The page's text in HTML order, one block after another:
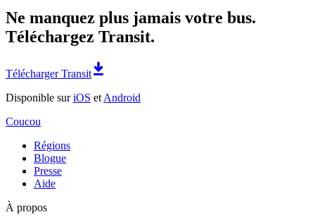
Ne manquez plus jamais votre bus.
Téléchargez Transit.
Télécharger Transit
Disponible suriOS et Android
Coucou
Régions
Blogue
Presse
Aide
À propos